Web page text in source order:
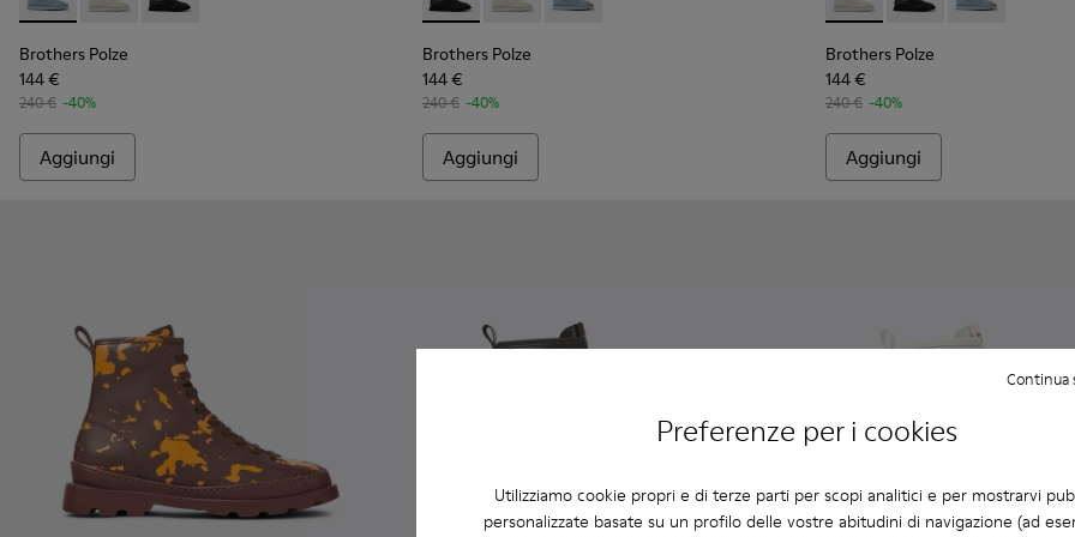
Preferenze per i cookies
Utilizziamo cookie propri e di terze parti per scopi analitici e per mostrarvi
personalizzate basate su un profilo delle vostre abitudini di navigazione (ad
Continua
Brothers Polze - K201340-001 - Scarpa in pelle blu da donna
Brothers Polze - K201340-003 - Scarpa da donna in pelle bianca
Brothers Polze - K201340-002 - Scarpa da donna in pelle nera
Brothers Polze
144 €
240 € -40%
Aggiungi
Brothers Polze - K201340-002 - Scarpa da donna in pelle nera
Brothers Polze - K201340-003 - Scarpa da donna in pelle bianca
Brothers Polze - K201340-001 - Scarpa in pelle blu da donna
Brothers Polze
144 €
240 € -40%
Aggiungi
Brothers Polze - K201340-
Brothers Polze -
Brothers
Brothers Polze
144 €
240 € -40%
Aggiungi